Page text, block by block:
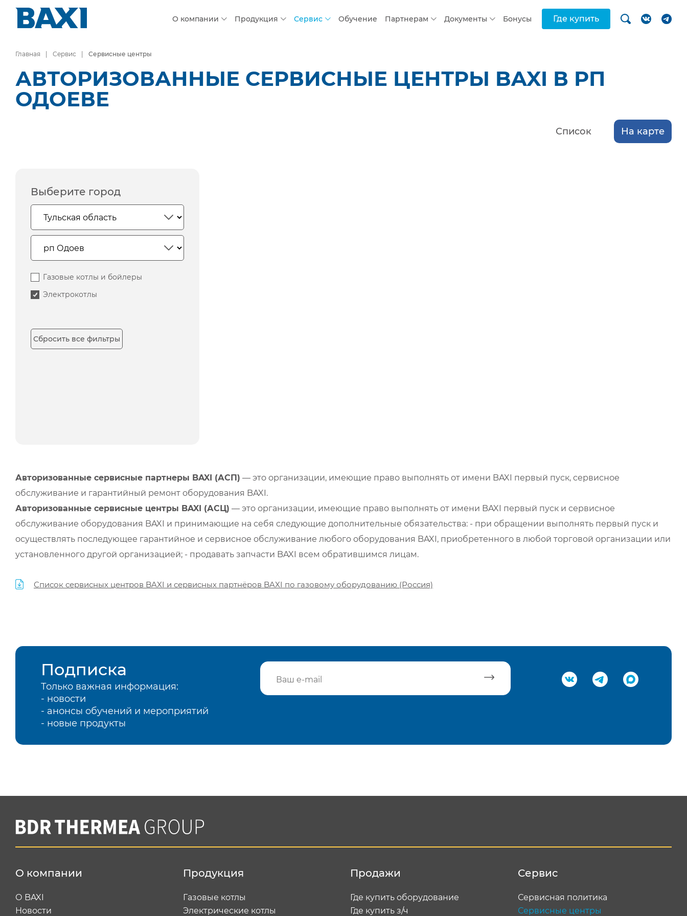
О компании Продукция Сервис Обучение Партнерам Документы Бонусы Где купить
Главная Сервис Сервисные центры
АВТОРИЗОВАННЫЕ СЕРВИСНЫЕ ЦЕНТРЫ BAXI В РП
ОДОЕВЕ
Список На карте
Выберите город
Газовые котлы и бойлеры
Электрокотлы
Сбросить все фильтры
Авторизованные сервисные партнеры BAXI (АСП) — это организации, имеющие право выполнять от имени BAXI первый пуск, сервисное
обслуживание и гарантийный ремонт оборудования BAXI.
Авторизованные сервисные центры BAXI (АСЦ) — это организации, имеющие право выполнять от имени BAXI первый пуск и сервисное
обслуживание оборудования BAXI и принимающие на себя следующие дополнительные обязательства: - при обращении выполнять первый пуск и
осуществлять последующее гарантийное и сервисное обслуживание любого оборудования BAXI, приобретенного в любой торговой организации или
установленного другой организацией; - продавать запчасти BAXI всем обратившимся лицам.
Список сервисных центров BAXI и сервисных партнёров BAXI по газовому оборудованию (Россия)
Подписка
Только важная информация:
- новости
- анонсы обучений и мероприятий
- новые продукты
О компании
О BAXI
Новости
Продукция
Газовые котлы
Электрические котлы
Продажи
Где купить оборудование
Где купить з/ч
Сервис
Сервисная политика
Сервисные центры